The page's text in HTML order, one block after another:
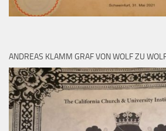
ANDREAS KLAMM GRAF VON WOLF ZU